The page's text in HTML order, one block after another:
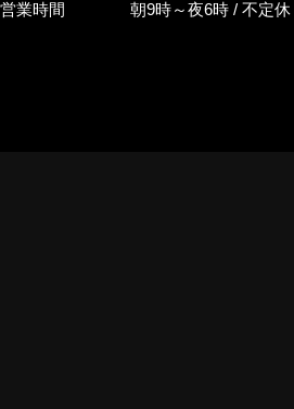
営業時間 朝9時～夜6時 / 不定休